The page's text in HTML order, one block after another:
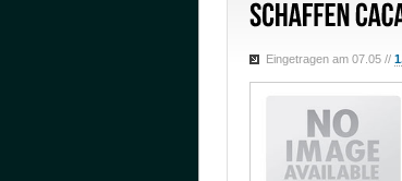
Eingetragen am 07.05 //